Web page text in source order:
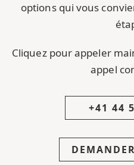
options qui vous
Cliquez pour appeler
appel
+41 44